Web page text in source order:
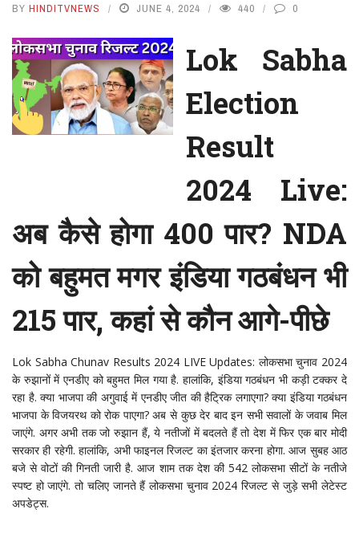
BY HINDITVNEWS JUNE 4, 2024 440 0
Lok Sabha
Election
Result
2024 Live:
अब कैसे होगा 400 पार? NDA
को बहुमत मगर इंडिया गठबंधन भी
215 पार, कहां से कौन आगे-पीछे
Lok Sabha Chunav Results 2024 LIVE Updates: लोकसभा चुनाव 2024
के रुझानों में एनडीए को बहुमत मिल गया है. हालांकि, इंडिया गठबंधन भी कड़ी टक्कर दे
रहा है. क्या भाजपा की अगुवाई में एनडीए जीत की हैट्रिक लगाएगा? क्या इंडिया गठबंधन
भाजपा के विजयरथ को रोक पाएगा? अब से कुछ देर बाद इन सभी सवालों के जवाब मिल
जाएंगे. अगर अभी तक जो रुझान हैं, ये नतीजों में बदलते हैं तो देश में फिर एक बार मोदी
सरकार ही रहेगी. हालांकि, अभी फाइनल रिजल्ट का इंतजार करना होगा. आज सुबह आठ
बजे से वोटों की गिनती जारी है. आज शाम तक देश की 542 लोकसभा सीटों के नतीजे
स्पष्ट हो जाएंगे. तो चलिए जानते हैं लोकसभा चुनाव 2024 रिजल्ट से जुड़े सभी लेटेस्ट
अपडेट्स.